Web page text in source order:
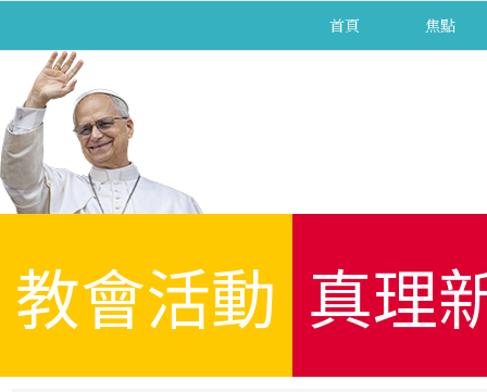
首頁 焦點
教會活動 真理